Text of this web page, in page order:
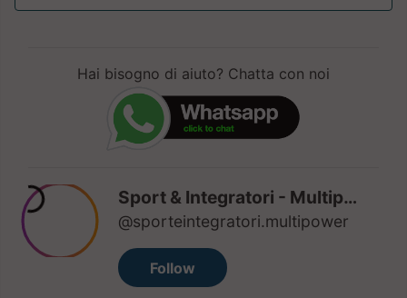
Hai bisogno di aiuto? Chatta con noi